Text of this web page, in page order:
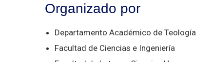
Organizado por
Departamento Académico de Teología
Facultad de Ciencias e Ingeniería